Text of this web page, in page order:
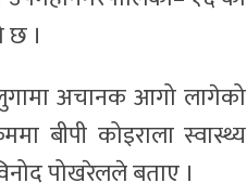
छ ।
अचानक आगो लागेको
बीपी कोइराला स्वास्थ्य
पोखरेलले बताए ।